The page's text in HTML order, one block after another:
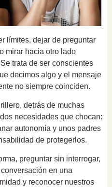
límites, dejar de preguntar
mirar hacia otro lado
trata de ser conscientes
decimos algo y el mensaje
no siempre coinciden.
detrás de muchas
necesidades que chocan:
autonomía y unos padres
de protegerlos.
preguntar sin interrogar,
en una
y reconocer nuestros